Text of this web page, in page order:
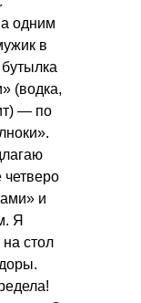
одним
в
(водка,
— по
четверо
и
Я
стол